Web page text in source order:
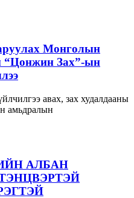
Монголын
“Цонжин Зах”-ын
авах, зах худалдааны
амьдралын
АЛБАН